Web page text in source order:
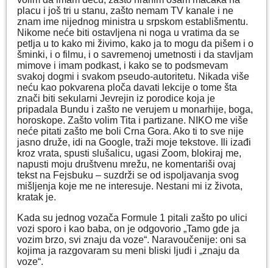
placu i još tri u stanu, zašto nemam TV kanale i ne
znam ime nijednog ministra u srpskom establišmentu.
Nikome neće biti ostavljena ni noga u vratima da se
petlja u to kako mi živimo, kako ja to mogu da pišem i o
šminki, i o filmu, i o savremenoj umetnosti i da stavljam
mimove i imam podkast, i kako se to podsmevam
svakoj dogmi i svakom pseudo-autoritetu. Nikada više
neću kao pokvarena ploča davati lekcije o tome šta
znači biti sekularni Jevrejin iz porodice koja je
pripadala Bundu i zašto ne verujem u monarhije, boga,
horoskope. Zašto volim Tita i partizane. NIKO me više
neće pitati zašto me boli Crna Gora. Ako ti to sve nije
jasno druže, idi na Google, traži moje tekstove. Ili izađi
kroz vrata, spusti slušalicu, ugasi Zoom, blokiraj me,
napusti moju društvenu mrežu, ne komentariši ovaj
tekst na Fejsbuku – suzdrži se od ispoljavanja svog
mišljenja koje me ne interesuje. Nestani mi iz života,
kratak je.
Kada su jednog vozača Formule 1 pitali zašto po ulici
vozi sporo i kao baba, on je odgovorio „Tamo gde ja
vozim brzo, svi znaju da voze“. Naravoučenije: oni sa
kojima ja razgovaram su meni bliski ljudi i „znaju da
voze“.